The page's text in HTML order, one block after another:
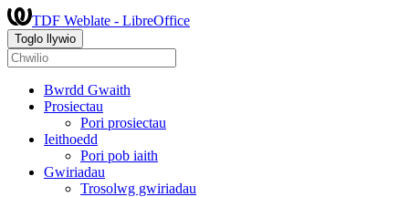
TDF Weblate - LibreOffice
Toglo llywio
Bwrdd Gwaith
Prosiectau
Pori prosiectau
Ieithoedd
Pori pob iaith
Gwiriadau
Trosolwg gwiriadau